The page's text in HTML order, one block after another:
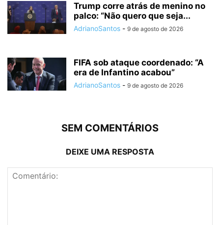
Trump corre atrás de menino no
palco: “Não quero que seja...
AdrianoSantos - 9 de agosto de 2026
FIFA sob ataque coordenado: “A
era de Infantino acabou”
AdrianoSantos - 9 de agosto de 2026
SEM COMENTÁRIOS
DEIXE UMA RESPOSTA